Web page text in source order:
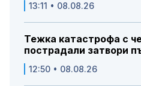
13:11 • 08.08.26
Тежка катастрофа с
пострадали затвори
12:50 • 08.08.26